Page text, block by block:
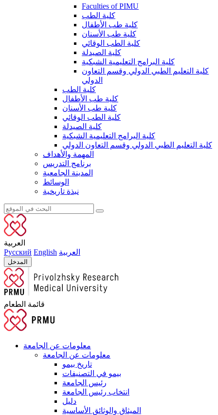
Faculties of PIMU
كلية الطب
كلية طب الأطفال
كلية طب الأسنان
كلية الطب الوقائي
كلية الصيدلة
كلية البرامج التعليمية الشبكية
كلية التعليم الطبي الدولي وقسم التعاون
الدولي
كلية الطب
كلية طب الأطفال
كلية طب الأسنان
كلية الطب الوقائي
كلية الصيدلة
كلية البرامج التعليمية الشبكية
كلية التعليم الطبي الدولي وقسم التعاون الدولي
المهمة والأهداف
برنامج التدريس
المدينة الجامعية
الوسائط
نبذة تاريخية
العربية
Русский English العربية
المدخل
قائمة الطعام
معلومات عن الجامعة
معلومات عن الجامعة
تاريخ بيمو
بيمو في التصنيفات
رئيس الجامعة
انتخاب رئيس الجامعة
دليل
الميثاق والوثائق الأساسية